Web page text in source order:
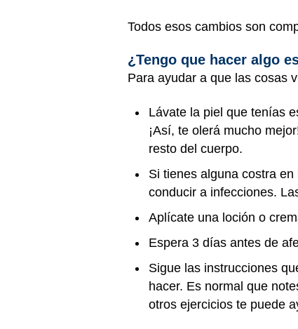
Todos esos cambios son
¿Tengo que hacer algo
Para ayudar a que las cosas
Lávate la piel que tenías
¡Así, te olerá mucho
resto del cuerpo.
Si tienes alguna costra
conducir a infecciones.
Aplícate una loción o
Espera 3 días antes de
Sigue las instrucciones
hacer. Es normal que
otros ejercicios te puede